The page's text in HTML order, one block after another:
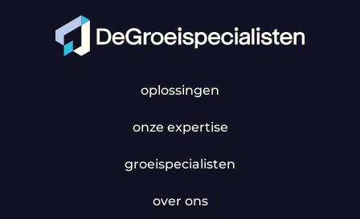
oplossingen
onze expertise
groeispecialisten
over ons